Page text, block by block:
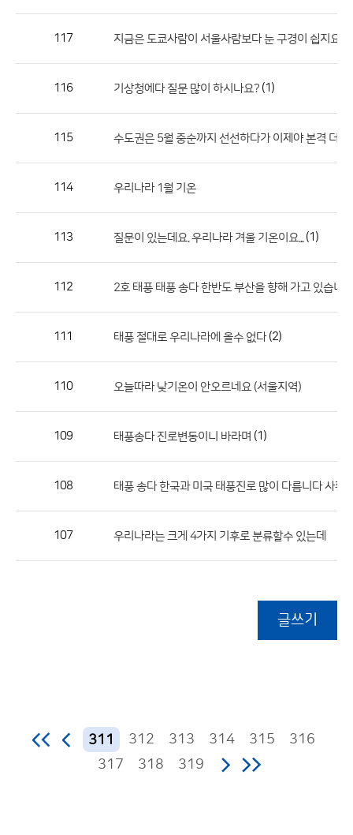
호,
록
공
117 지금은 도쿄사람이 서울사람보다 눈 구경이 쉽지요.
116 기상청에다 질문 많이 하시나요? (1)
115 수도권은 5월 중순까지 선선하다가 이제야 본격 더위
114 우리나라 1월 기온
113 질문이 있는데요. 우리나라 겨울 기온이요... (1)
112 2호 태풍 태풍 송다 한반도 부산을 향해 가고 있습니
111 태풍 절대로 우리나라에 올수 없다(2)
110 오늘따라 낮기온이 안오르네요 (서울지역)
109 태풍송다 진로변동이니 바라며 (1)
108 태풍 송다 한국과 미국 태풍진로 많이 다름니다 사황
107 우리나라는 크게 4가지 기후로 분류할수 있는데
글쓰기
311 312 313 314 315
316
317
318 319